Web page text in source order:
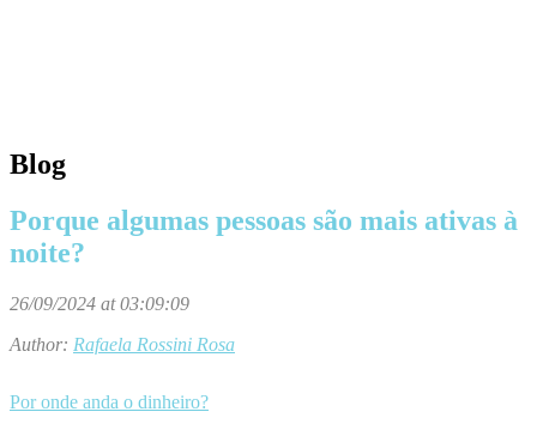
Blog
Porque algumas pessoas são mais ativas à
noite?
26/09/2024 at 03:09:09
Author: Rafaela Rossini Rosa
Por onde anda o dinheiro?